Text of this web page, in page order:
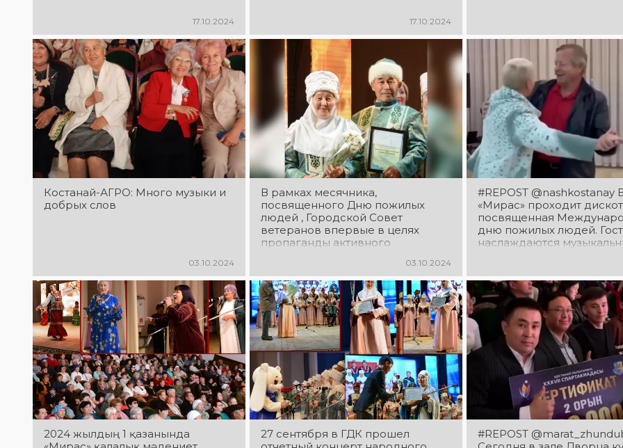
17.10.2024 17.10.2024
Костанай-АГРО: Много музыки и
добрых слов
03.10.2024
В рамках месячника,
посвященного Дню пожилых
людей , Городской Совет
ветеранов впервые в целях
пропаганды активного
позитивного и уважительного
отношения к людям пожилого
возраста, объявил конкурс на
лучшего пенсионера
03.10.2024
#REPOST @nashkostanay
«Мирас» проходит
посвященная
дню пожилых людей.
наслаждаются
2024 жылдың 1 қазанында
27 сентября в ГДК прошел
#REPOST